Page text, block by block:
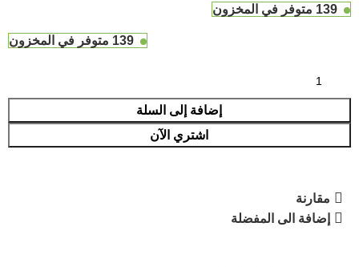
139 متوفر في المخزون
139 متوفر في المخزون
إضافة إلى السلة
اشتري الآن
مقارنة
إضافة الى المفضلة